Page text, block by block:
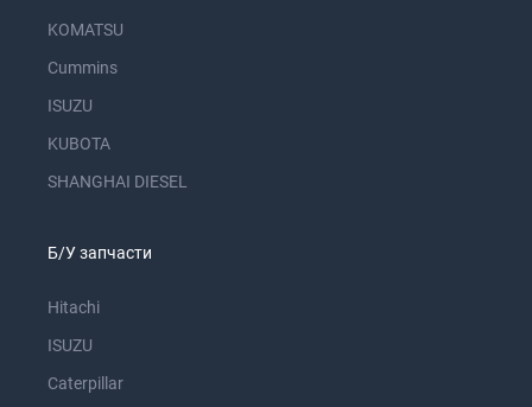
KOMATSU
Cummins
ISUZU
KUBOTA
SHANGHAI DIESEL
Б/У запчасти
Hitachi
ISUZU
Caterpillar